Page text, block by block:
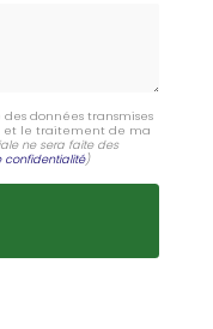
données transmises
et le traitement de ma
ne sera faite des
confidentialité)